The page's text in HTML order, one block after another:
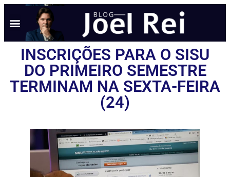
INSCRIÇÕES PARA O SISU
DO PRIMEIRO SEMESTRE
TERMINAM NA SEXTA-FEIRA
(24)